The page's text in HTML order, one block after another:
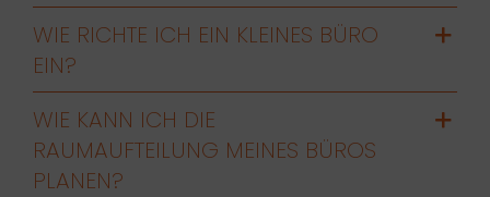
WIE RICHTE ICH EIN KLEINES BÜRO
EIN?
WIE KANN ICH DIE
RAUMAUFTEILUNG MEINES BÜROS
PLANEN?